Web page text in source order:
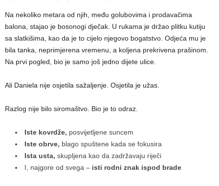
Na nekoliko metara od njih, među golubovima i prodavačima
balona, stajao je bosonogi dječak. U rukama je držao plitku kutiju
sa slatkišima, kao da je to cijelo njegovo bogatstvo. Odjeća mu je
bila tanka, neprimjerena vremenu, a koljena prekrivena prašinom.
Na prvi pogled, bio je samo još jedno dijete ulice.
Ali Daniela nije osjetila sažaljenje. Osjetila je užas.
Razlog nije bilo siromaštvo. Bio je to odraz.
Iste kovrdže, posvijetljene suncem
Iste obrve, blago spuštene kada se fokusira
Ista usta, skupljena kao da zadržavaju riječi
I, najgore od svega – isti rodni znak ispod brade